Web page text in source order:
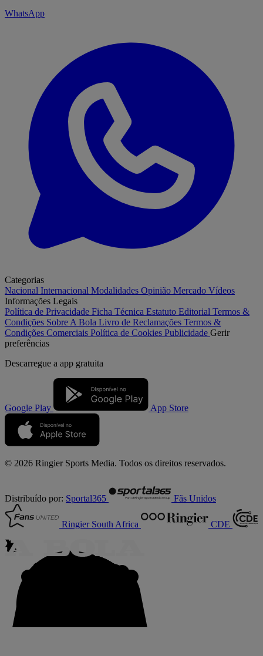
WhatsApp
Categorias
Nacional Internacional Modalidades Opinião Mercado Vídeos
Informações Legais
Política de Privacidade Ficha Técnica Estatuto Editorial Termos &
Condições Sobre A Bola Livro de Reclamações Termos &
Condições Comerciais Política de Cookies Publicidade Gerir
preferências
Descarregue a app gratuita
Google Play App Store
© 2026 Ringier Sports Media. Todos os direitos reservados.
Distribuído por: Sportal365 Fãs Unidos
Ringier South Africa CDE